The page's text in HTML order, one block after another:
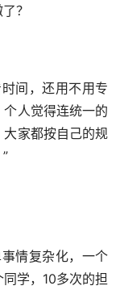
？
间，还用不用专
人觉得连统一的
家都按自己的规
情复杂化，一个
学，10多次的担